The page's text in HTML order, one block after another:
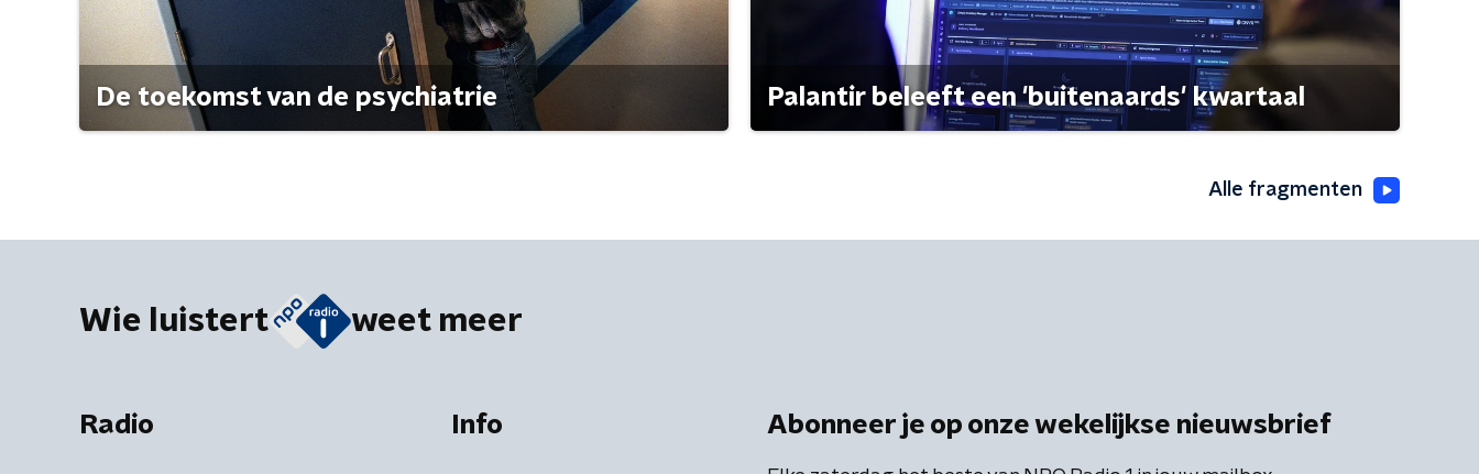
De toekomst van de psychiatrie Palantir beleeft een 'buitenaards' kwartaal
Alle fragmenten
Wie luistert weet meer
Radio Info Abonneer je op onze wekelijkse nieuwsbrief